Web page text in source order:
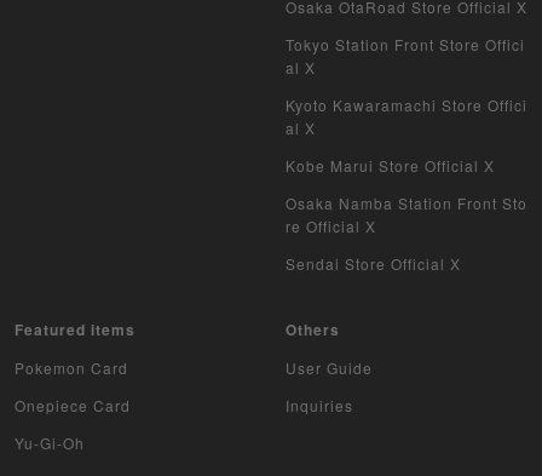
Osaka OtaRoad Store Official X
Tokyo Station Front Store Offici
al X
Kyoto Kawaramachi Store Offici
al X
Kobe Marui Store Official X
Osaka Namba Station Front Sto
re Official X
Sendai Store Official X
Featured items
Pokemon Card
Onepiece Card
Yu-Gi-Oh
Others
User Guide
Inquiries